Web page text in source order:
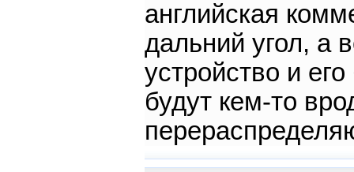
английская
дальний угол, а
устройство и
будут кем-то